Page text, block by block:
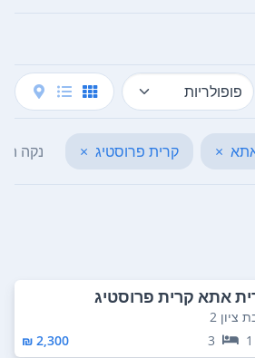
× קרית פרוסטיג × נקה
אתא קרית פרוסטיג
ציון 2
1
3
2,300 ₪